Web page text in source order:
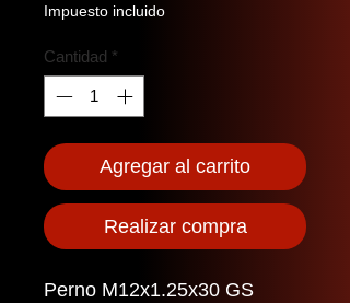
Impuesto incluido
Cantidad *
Agregar al carrito
Realizar compra
Perno M12x1.25x30 GS